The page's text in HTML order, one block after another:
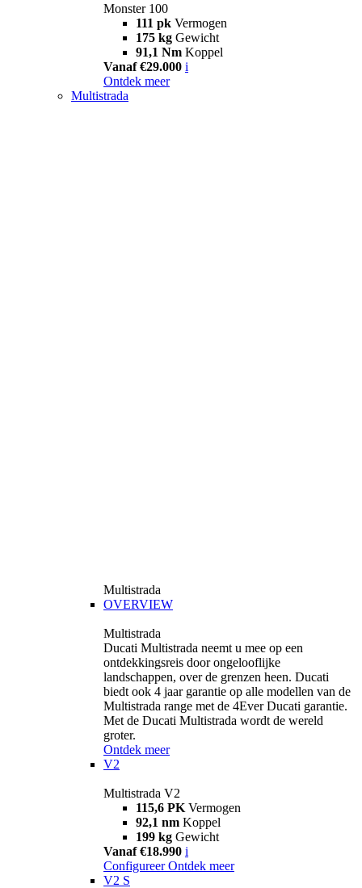
Monster 100
111 pk Vermogen
175 kg Gewicht
91,1 Nm Koppel
Vanaf €29.000 i
Ontdek meer
Multistrada
Multistrada
OVERVIEW
Multistrada
Ducati Multistrada neemt u mee op een
ontdekkingsreis door ongelooflijke
landschappen, over de grenzen heen. Ducati
biedt ook 4 jaar garantie op alle modellen van de
Multistrada range met de 4Ever Ducati garantie.
Met de Ducati Multistrada wordt de wereld
groter.
Ontdek meer
V2
Multistrada V2
115,6 PK Vermogen
92,1 nm Koppel
199 kg Gewicht
Vanaf €18.990 i
Configureer Ontdek meer
V2 S